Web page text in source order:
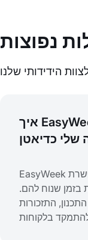
נפוצות
איך EasyWeek יכולה לעזור לי לנהל את
EasyWeek מספקת מערכת הזמנות אונליין שמאפשרת
בזמן שנוח להם.
התזכורות